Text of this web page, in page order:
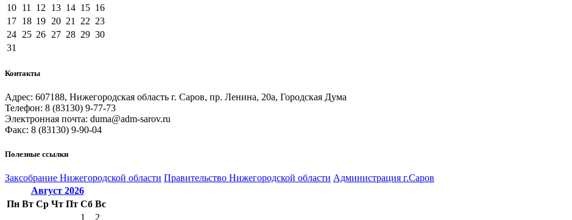
10 11 12 13 14 15 16
17 18 19 20 21 22 23
24 25 26 27 28 29 30
31
Контакты
Адрес: 607188, Нижегородская область г. Саров, пр. Ленина, 20а, Городская Дума
Телефон: 8 (83130) 9-77-73
Электронная почта: duma@adm-sarov.ru
Факс: 8 (83130) 9-90-04
Полезные ссылки
Закcобрание Нижегородской области Правительство Нижегородской области Администрация г.Саров
Август 2026
Пн Вт Ср Чт Пт Сб Вс
1
2